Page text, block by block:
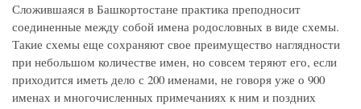
Сложившаяся в Башкортостане практика преподносит
соединенные между собой имена родословных в виде схемы.
Такие схемы еще сохраняют свое преимущество наглядности
при небольшом количестве имен, но совсем теряют его, если
приходится иметь дело с 200 именами, не говоря уже о 900
именах и многочисленных примечаниях к ним и поздних